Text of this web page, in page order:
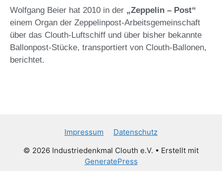
Wolfgang Beier hat 2010 in der „Zeppelin – Post“
einem Organ der Zeppelinpost-Arbeitsgemeinschaft
über das Clouth-Luftschiff und über bisher bekannte
Ballonpost-Stücke, transportiert von Clouth-Ballonen,
berichtet.
Impressum
Datenschutz
© 2026 Industriedenkmal Clouth e.V. • Erstellt mit
GeneratePress